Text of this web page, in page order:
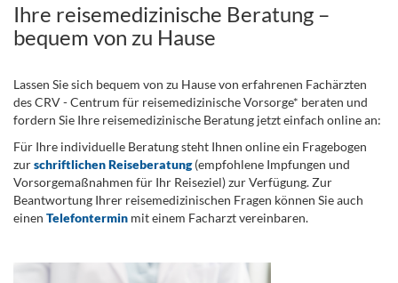
Ihre reisemedizinische Beratung –
bequem von zu Hause
Lassen Sie sich bequem von zu Hause von erfahrenen Fachärzten
des CRV - Centrum für reisemedizinische Vorsorge* beraten und
fordern Sie Ihre reisemedizinische Beratung jetzt einfach online an:
Für Ihre individuelle Beratung steht Ihnen online ein Fragebogen
zurschriftlichen Reiseberatung(empfohlene Impfungen und
Vorsorgemaßnahmen für Ihr Reiseziel) zur Verfügung. Zur
Beantwortung Ihrer reisemedizinischen Fragen können Sie auch
einen Telefontermin mit einem Facharzt vereinbaren.